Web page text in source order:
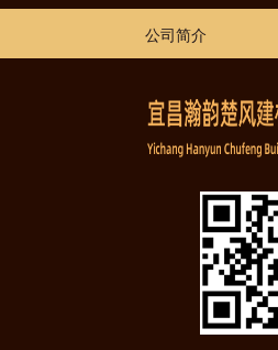
公司简介